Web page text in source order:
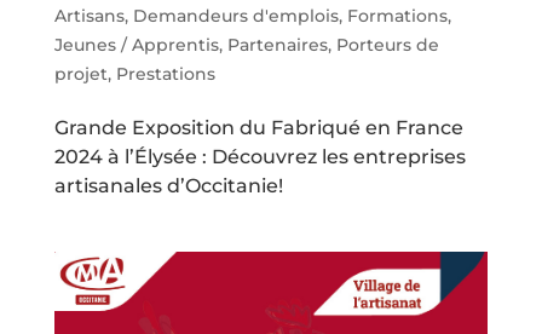
Artisans, Demandeurs d'emplois, Formations,
Jeunes / Apprentis, Partenaires, Porteurs de
projet, Prestations
Grande Exposition du Fabriqué en France
2024 à l’Élysée : Découvrez les entreprises
artisanales d’Occitanie!